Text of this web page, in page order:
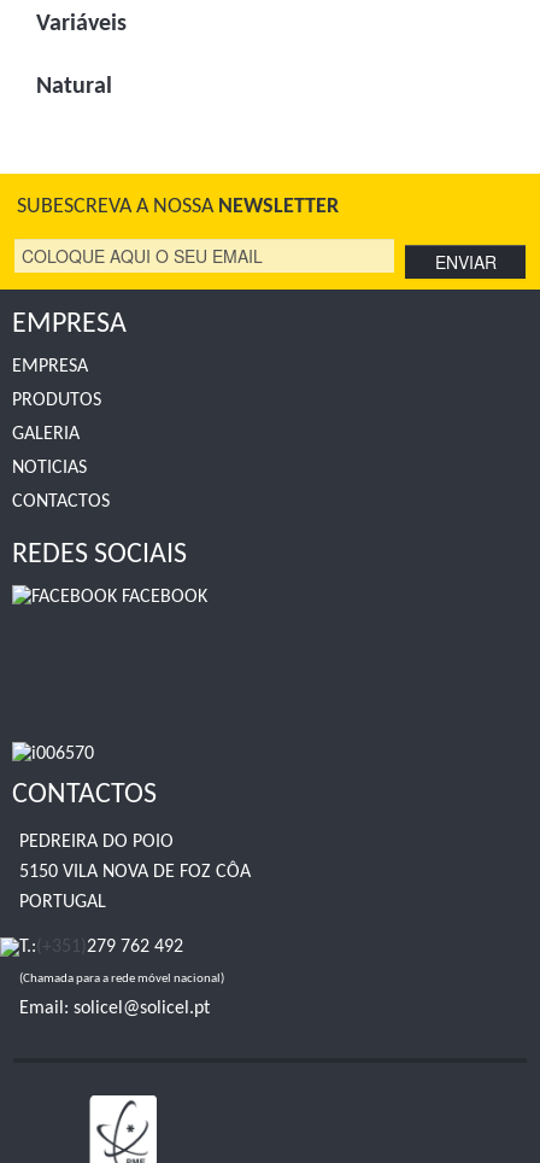
Variáveis
Natural
SUBESCREVA A NOSSA NEWSLETTER
EMPRESA
EMPRESA
PRODUTOS
GALERIA
NOTICIAS
CONTACTOS
REDES SOCIAIS
FACEBOOK
CONTACTOS
PEDREIRA DO POIO
5150 VILA NOVA DE FOZ CÔA
PORTUGAL
T.: (+351) 279 762 492
(Chamada para a rede móvel nacional)
Email: solicel@solicel.pt